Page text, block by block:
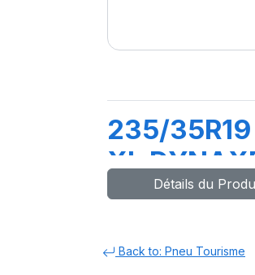
235/35R19
XL
UHPDétails du
Back to: Pneu Tourisme